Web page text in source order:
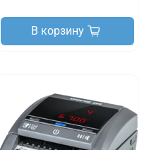
В корзину